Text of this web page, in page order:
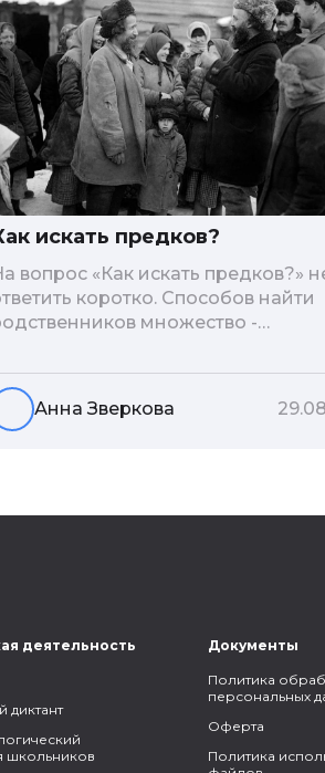
искать предков?
вопрос «Как искать предков?»
коротко. Способов найти
множество -
сети, ДНК-тесты,
Именно поэтому мы сделали
подборку лучших статей блога
Анна Зверкова
деятельность
диктант
школьников
Документы
Политика
персональных
Оферта
Политика